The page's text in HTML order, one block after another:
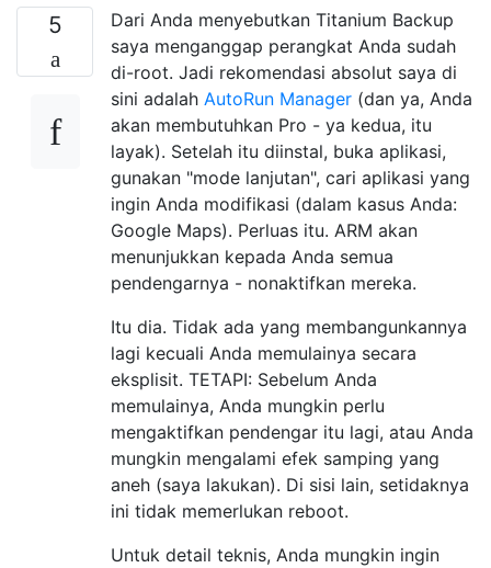
5
Dari Anda menyebutkan Titanium Backup
saya menganggap perangkat Anda sudah
di-root. Jadi rekomendasi absolut saya di
sini adalah AutoRun Manager (dan ya, Anda
akan membutuhkan Pro - ya kedua, itu
layak). Setelah itu diinstal, buka aplikasi,
gunakan "mode lanjutan", cari aplikasi yang
ingin Anda modifikasi (dalam kasus Anda:
Google Maps). Perluas itu. ARM akan
menunjukkan kepada Anda semua
pendengarnya - nonaktifkan mereka.
Itu dia. Tidak ada yang membangunkannya
lagi kecuali Anda memulainya secara
eksplisit. TETAPI: Sebelum Anda
memulainya, Anda mungkin perlu
mengaktifkan pendengar itu lagi, atau Anda
mungkin mengalami efek samping yang
aneh (saya lakukan). Di sisi lain, setidaknya
ini tidak memerlukan reboot.
Untuk detail teknis, Anda mungkin ingin